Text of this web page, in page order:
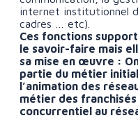
internet institutionnel
cadres … etc).
Ces fonctions
le savoir-faire mais
sa mise en œuvre :
partie du métier
l’animation des
métier des
concurrentiel au